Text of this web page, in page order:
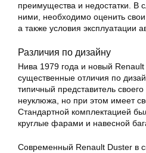
преимущества и недостатки. В
ними, необходимо оценить
а также условия эксплуатации
Различия по дизайну
Нива 1979 года и новый
существенные отличия по
типичный представитель
неуклюжа, но при этом имеет
Стандартной комплектацией
круглые фарами и навесной
Современный Renault Duster в